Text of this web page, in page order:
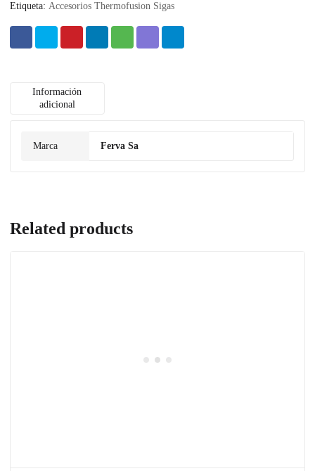
Etiqueta: Accesorios Thermofusion Sigas
Información
adicional
Marca Ferva Sa
Related products